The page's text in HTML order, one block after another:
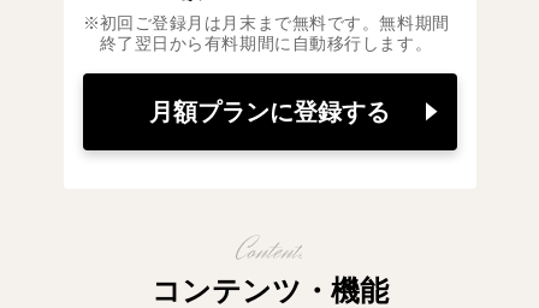
初回ご登録月は月末まで無料です。無料期間
終了翌日から有料期間に自動移行します。
月額プランに登録する
コンテンツ・機能